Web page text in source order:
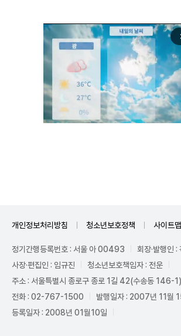
개인정보처리방침 청소년보호정책 사이트맵
정기간행등록번호 : 서울 아 00493
회장·발행인 :
사장·편집인 : 임규진
청소년보호책임자 : 전운
주소 : 서울특별시 종로구 종로 1길 42(수송동 146-
전화 : 02-767-1500
발행일자 : 2007년 11월
등록일자 : 2008년 01월10일